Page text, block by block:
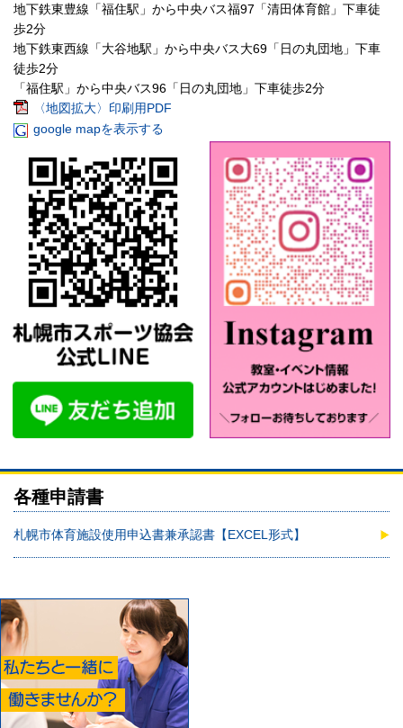
地下鉄東豊線「福住駅」から中央バス福97「清田体育館」下車徒
歩2分
地下鉄東西線「大谷地駅」から中央バス大69「日の丸団地」下車
徒歩2分
「福住駅」から中央バス96「日の丸団地」下車徒歩2分
〈地図拡大〉印刷用PDF
google mapを表示する
各種申請書
札幌市体育施設使用申込書兼承認書【EXCEL形式】